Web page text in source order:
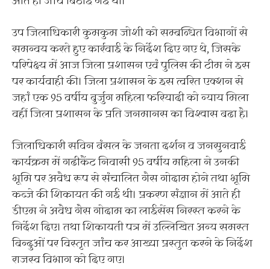
उप जिलाधिकारी कुमकुम जोशी को सम्बन्धित विभागों से
समन्वय करते हुए कार्रवाई के निर्देश दिए गए थे, जिसके
परिपेक्ष्य में आज जिला प्रशासन एवं पुलिस की टीम ने इस
पर कार्यवाही की। जिला प्रशासन के इस त्वरित एक्शन से
जहां एक 95 वर्षीय बुर्जुग महिला फरियादी को न्याय मिला
वहीं जिला प्रशासन के प्रति जनमानस का विश्वास बढा है।
जिलाधिकारी सविन बंसल के जनता दर्शन व जनसुनवाई
कार्यक्रम में गढीकैंट निवासी 95 वर्षीय महिला ने उनकी
भूमि पर अवैध रूप से संचालित गैस गोदाम होने तथा भूमि
कब्जे की शिकायत की गई थी। प्रकरण संज्ञान में आते ही
डीएम ने अवैध गैस गोदाम का लाईसेंस निरस्त करने के
निर्देश दिए। तथा शिकायती पत्र में उल्लिखित अन्य समस्त
बिन्दुओं पर विस्तृत जांच कर आख्या प्रस्तुत करने के निर्देश
राजस्व विभाग को दिए गए।